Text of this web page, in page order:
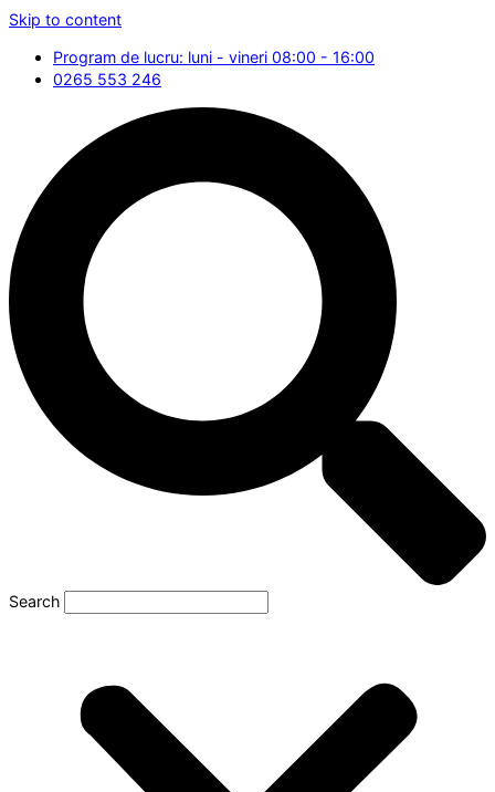
Skip to content
Program de lucru: luni - vineri 08:00 - 16:00
0265 553 246
Search